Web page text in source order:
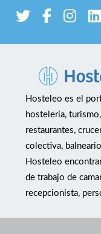
Hosteleo es el
hostelería,
restaurantes,
colectiva,
Hosteleo
de trabajo de
recepcionista,